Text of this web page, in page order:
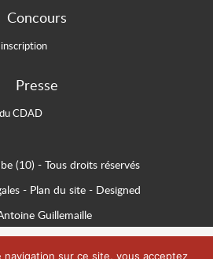
Concours
Presse
CDAD
(10) - Tous droits réservés
- Plan du site - Designed
Guillemaille
navigation sur ce site, vous acceptez